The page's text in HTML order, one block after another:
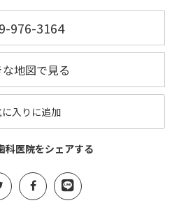
976-3164
地図で見る
に入りに追加
科医院をシェアする